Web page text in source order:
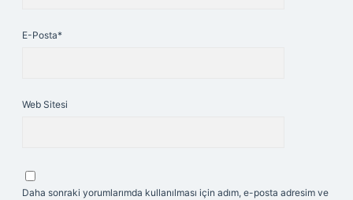
E-Posta*
Web Sitesi
Daha sonraki yorumlarımda kullanılması için adım, e-posta adresim ve